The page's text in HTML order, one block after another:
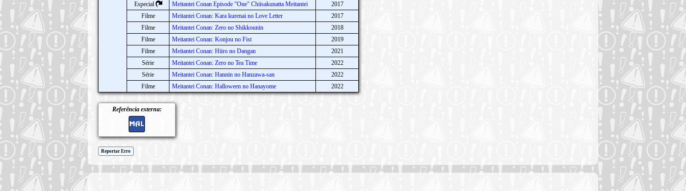
Especial
Meitantei Conan Episode "One" Chiisakunatta Meitantei
2017
Filme
Meitantei Conan: Kara kurenai no Love Letter
2017
Filme
Meitantei Conan: Zero no Shikkounin
2018
Filme
Meitantei Conan: Konjou no Fist
2019
Filme
Meitantei Conan: Hiiro no Dangan
2021
Série
Meitantei Conan: Zero no Tea Time
2022
Série
Meitantei Conan: Hannin no Hanzawa-san
2022
Filme
Meitantei Conan: Halloween no Hanayome 2022
Referência externa:
Reportar Erro